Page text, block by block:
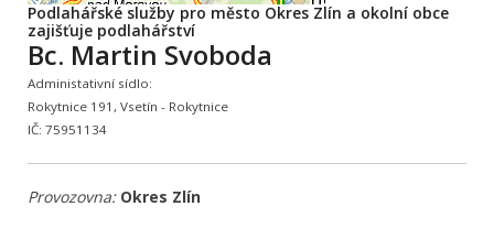
Podlahářské služby pro město Okres Zlín a okolní obce
zajišťuje podlahářství
Bc. Martin Svoboda
Administativní sídlo:
Rokytnice 191, Vsetín - Rokytnice
IČ: 75951134
Provozovna: Okres Zlín